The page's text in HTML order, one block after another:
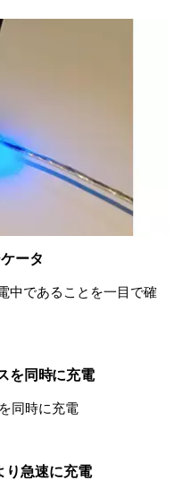
ータ
中であることを一目で確
を同時に充電
同時に充電
り急速に充電